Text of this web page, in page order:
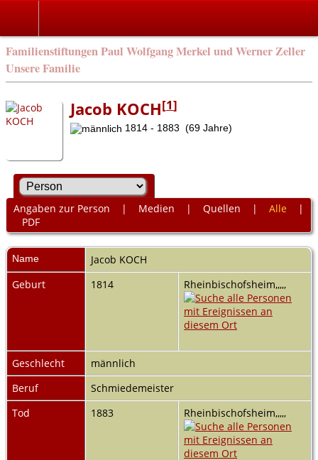
Familienstiftungen Paul Wolfgang Merkel und Werner Zeller
Unsere Familie
Jacob KOCH[1]
1814 - 1883 (69 Jahre)
Angaben zur Person | Medien | Quellen | Alle |
PDF
Name Jacob KOCH
Geburt
1814 Rheinbischofsheim,,,,,
Geschlecht
männlich
Beruf
Schmiedemeister
Tod
1883 Rheinbischofsheim,,,,,